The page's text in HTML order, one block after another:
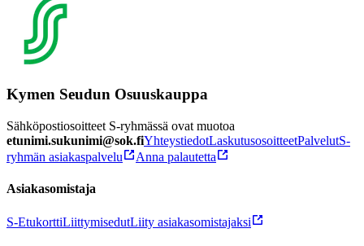
Kymen Seudun Osuuskauppa
Sähköpostiosoitteet S-ryhmässä ovat muotoa
etunimi.sukunimi@sok.fiYhteystiedotLaskutusosoitteetPalvelutS-
ryhmän asiakaspalvelu
Anna palautetta
Asiakasomistaja
S-EtukorttiLiittymisedutLiity asiakasomistajaksi